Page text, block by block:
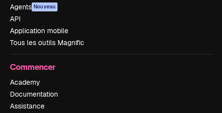
Agents Nouveau
API
Application mobile
Tous les outils Magnific
Commencer
Academy
Documentation
Assistance